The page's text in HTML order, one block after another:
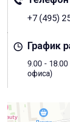
+7 (495)
График
9.00 -
офиса)